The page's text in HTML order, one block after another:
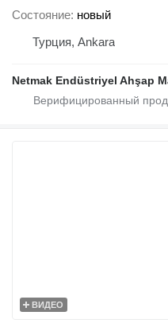
Состояние новый
Турция, Ankara
ВИДЕО